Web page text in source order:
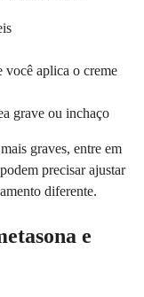
você aplica o creme
grave ou inchaço
graves, entre em
precisar ajustar
diferente.
e